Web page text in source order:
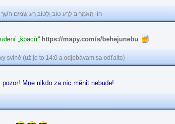
הוֹי הָאֹמְרִים לָרַע טוֹב וְלַטּוֹב רָע שָׂמִים חֹשֶׁךְ
„špacír“ https://mapy.com/s/behejunebu
svině (už je to 14:0 a odjebávam sa odťalto)
pozor! Mne nikdo za nic měnit nebude!